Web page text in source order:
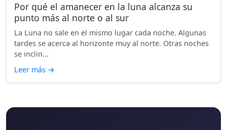
Por qué el amanecer en la luna alcanza su
punto más al norte o al sur
La Luna no sale en el mismo lugar cada noche. Algunas
tardes se acerca al horizonte muy al norte. Otras noches
se inclin...
Leer más →